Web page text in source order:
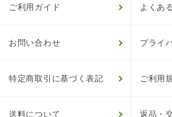
ご利用ガイド よくあ
お問い合わせ プライ
特定商取引に基づく表記 ご利用
送料について 返品・